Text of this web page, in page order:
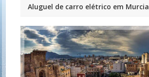
Aluguel de carro elétrico em Murcia